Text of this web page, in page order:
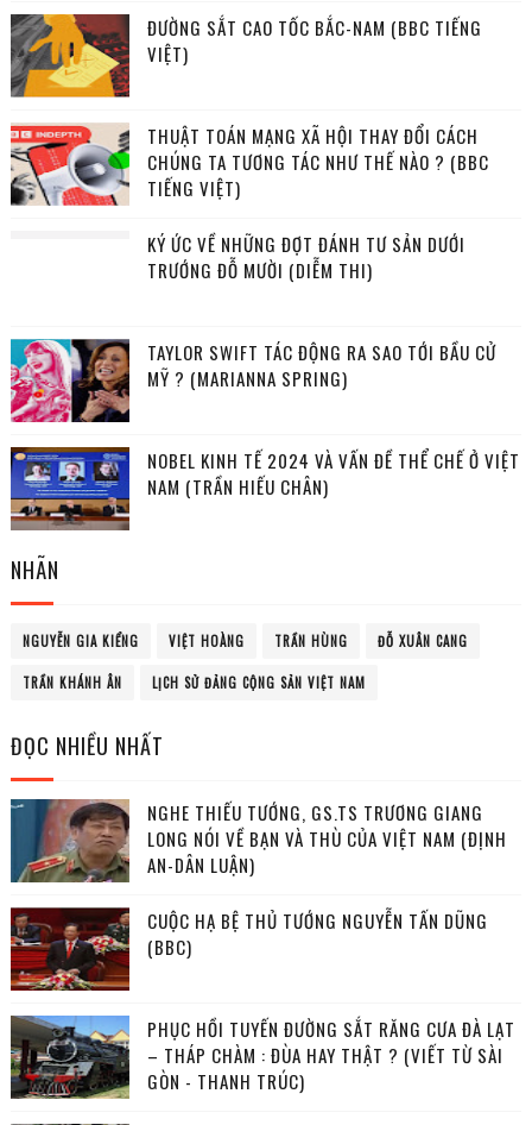
ĐƯỜNG SẮT CAO TỐC BẮC-NAM (BBC TIẾNG
VIỆT)
THUẬT TOÁN MẠNG XÃ HỘI THAY ĐỔI CÁCH
CHÚNG TA TƯƠNG TÁC NHƯ THẾ NÀO ? (BBC
TIẾNG VIỆT)
KÝ ỨC VỀ NHỮNG ĐỢT ĐÁNH TƯ SẢN DƯỚI
TRƯỚNG ĐỖ MƯỜI (DIỄM THI)
TAYLOR SWIFT TÁC ĐỘNG RA SAO TỚI BẦU CỬ
MỸ ? (MARIANNA SPRING)
NOBEL KINH TẾ 2024 VÀ VẤN ĐỀ THỂ CHẾ Ở VIỆT
NAM (TRẦN HIẾU CHÂN)
NHÃN
NGUYỄN GIA KIỂNG VIỆT HOÀNG TRẦN HÙNG ĐỖ XUÂN CANG
TRẦN KHÁNH ÂN LỊCH SỬ ĐẢNG CỘNG SẢN VIỆT NAM
ĐỌC NHIỀU NHẤT
NGHE THIẾU TƯỚNG, GS.TS TRƯƠNG GIANG
LONG NÓI VỀ BẠN VÀ THÙ CỦA VIỆT NAM (ĐỊNH
AN-DÂN LUẬN)
CUỘC HẠ BỆ THỦ TƯỚNG NGUYỄN TẤN DŨNG
(BBC)
PHỤC HỒI TUYẾN ĐƯỜNG SẮT RĂNG CƯA ĐÀ LẠT
– THÁP CHÀM : ĐÙA HAY THẬT ? (VIẾT TỪ SÀI
GÒN - THANH TRÚC)